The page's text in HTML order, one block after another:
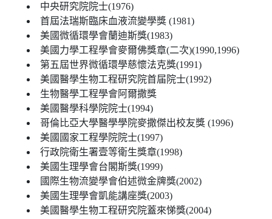
中央研究院院士(1976)
首屆法瑞斯臨床血液流變學獎 (1981)
美國微循環學會蘭迪斯獎(1983)
美國力學工程學會麥爾佛獎章(二次)(1990,1996)
第五屆世界微循環學慈懷法克獎(1991)
美國醫學生物工程研究院首届院士(1992)
生物醫學工程學會阿爾撒獎
美國醫學科學院院士(1994)
哥倫比亞大學醫學學院麥撒傑出校友獎 (1996)
美國國家工程學院院士(1997)
行政院衛生署壹等衛生獎章(1998)
美國生理學會台閣斯獎(1999)
國際生物流變學會伯述微金牌獎(2002)
美國生理學會凱能講座獎(2003)
美國醫學生物工程研究院蓋來悌獎(2004)